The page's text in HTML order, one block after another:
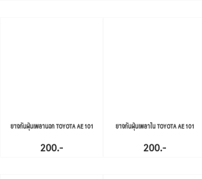
ยางกันฝุ่นเพลานอก TOYOTA AE 101
200.-
ยางกันฝุ่นเพลาใน TOYOTA AE 101
200.-